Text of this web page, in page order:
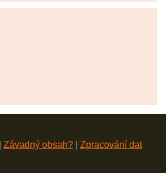
Závadný obsah? Zpracování dat